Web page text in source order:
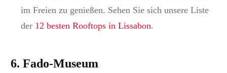
im Freien zu genießen. Sehen Sie sich unsere Liste
der 12 besten Rooftops in Lissabon.
6. Fado-Museum